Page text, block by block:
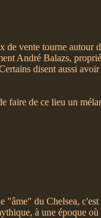
de vente tourne autour
André Balazs,
disent aussi
faire de ce lieu un
"âme" du Chelsea,
à une époque